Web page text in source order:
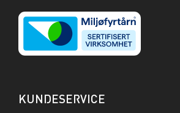
KUNDESERVICE